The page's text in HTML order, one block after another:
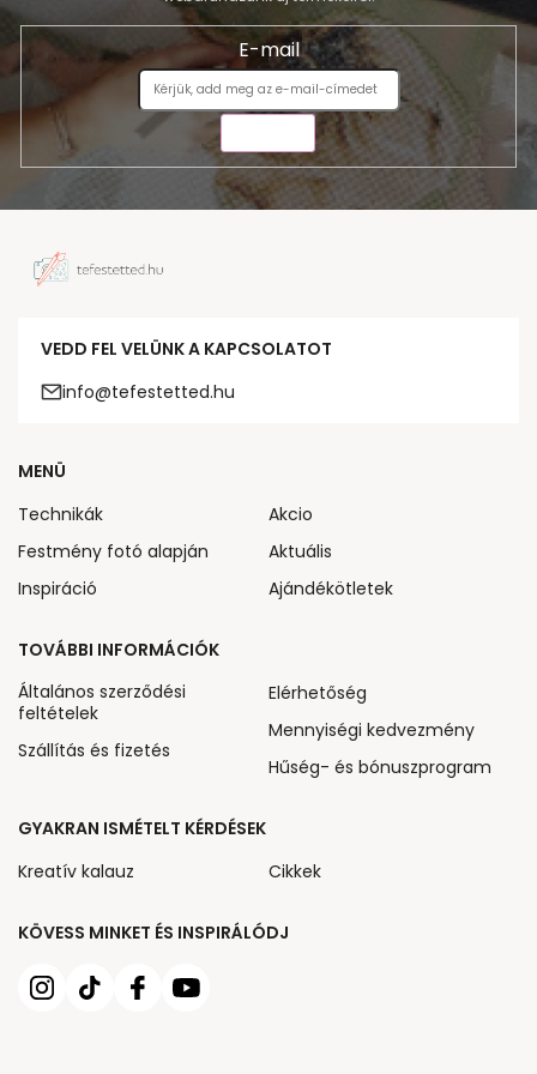
E-mail
VEDD FEL VELÜNK A KAPCSOLATOT
info@tefestetted.hu
KÖVESS MINKET ÉS INSPIRÁLÓDJ
MENÜ
Technikák
Festmény fotó alapján
Inspiráció
Akcio
Aktuális
Ajándékötletek
TOVÁBBI INFORMÁCIÓK
Általános szerződési
feltételek
Szállítás és fizetés
Elérhetőség
Mennyiségi kedvezmény
Hűség- és bónuszprogram
GYAKRAN ISMÉTELT KÉRDÉSEK
Kreatív kalauz
Cikkek